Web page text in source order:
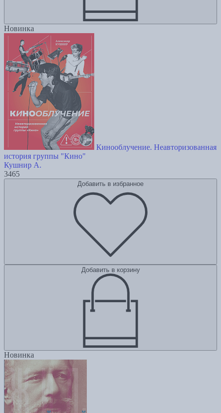
Новинка
Кинооблучение. Неавторизованная
история группы "Кино"
Кушнир А.
3465
Добавить в избранное
Добавить в корзину
Новинка